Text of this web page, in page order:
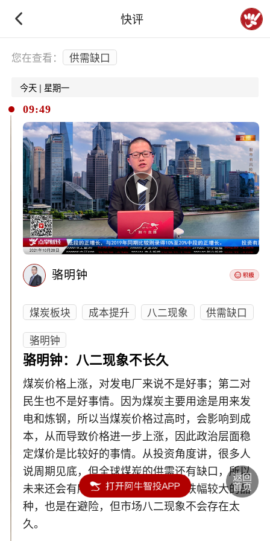
快评
下拉刷新
您在查看： 供需缺口
今天 | 星期一
09:49
骆明钟
煤炭板块 成本提升 八二现象
供需缺口
骆明钟
骆明钟：八二现象不长久
煤炭价格上涨，对发电厂来说不是好事；第二对
民生也不是好事情。因为煤炭主要用途是用来发
电和炼钢，所以当煤炭价格过高时，会影响到成
本，从而导致价格进一步上涨，因此政治层面稳
定煤价是比较好的事情。从投资角度讲，很多人
说周期见底，但全球煤炭的供需还有缺口，所以
未来还会有所博弈，近期拉动前期跌幅较大的品
种，也是在避险，但市场八二现象不会存在太
久。